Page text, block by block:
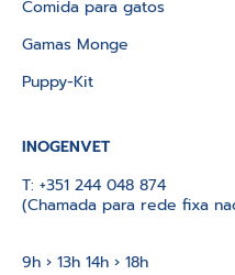
Comida para gatos
Gamas Monge
Puppy-Kit
INOGENVET
T: +351 244 048 874
(Chamada para rede fixa
9h › 13h 14h › 18h